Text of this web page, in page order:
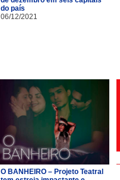
do país
06/12/2021
O BANHEIRO – Projeto Teatral